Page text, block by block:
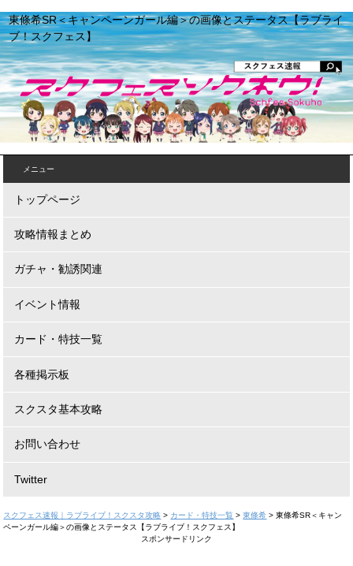
東條希SR＜キャンペーンガール編＞の画像とステータス【ラブライ
ブ！スクフェス】
メニュー
トップページ
攻略情報まとめ
ガチャ・勧誘関連
イベント情報
カード・特技一覧
各種掲示板
スクスタ基本攻略
お問い合わせ
Twitter
スクフェス速報｜ラブライブ！スクスタ攻略 > カード・特技一覧 >東條希 >東條希SR＜キャン
ペーンガール編＞の画像とステータス【ラブライブ！スクフェス】
スポンサードリンク